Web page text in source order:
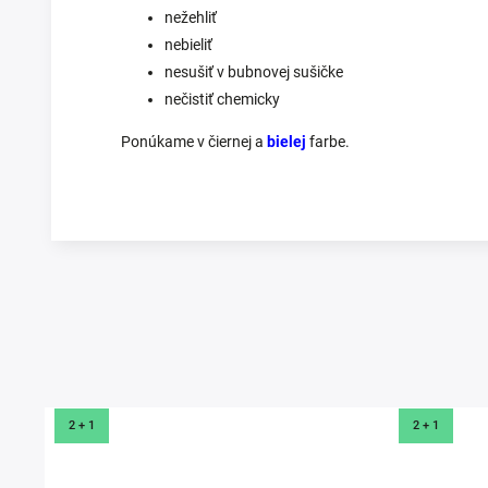
nežehliť
nebieliť
nesušiť v bubnovej sušičke
nečistiť chemicky
Ponúkame v čiernej a bielej farbe.
2 + 1 2 + 1